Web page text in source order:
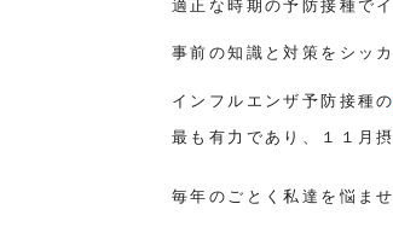
適正な時期の予防接種で
事前の知識と対策をシッ
インフルエンザ予防接種の
最も有力であり、１１月
毎年のごとく私達を悩ま